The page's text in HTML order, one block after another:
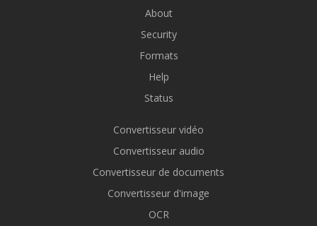
About
Security
Formats
Help
Status
Convertisseur vidéo
Convertisseur audio
Convertisseur de documents
Convertisseur d'image
OCR